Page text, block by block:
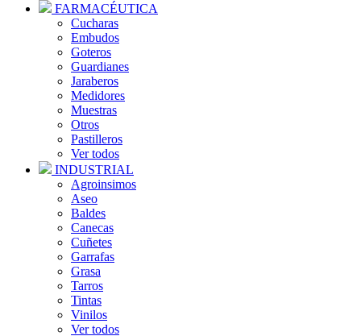
FARMACÉUTICA
Cucharas
Embudos
Goteros
Guardianes
Jaraberos
Medidores
Muestras
Otros
Pastilleros
Ver todos
INDUSTRIAL
Agroinsimos
Aseo
Baldes
Canecas
Cuñetes
Garrafas
Grasa
Tarros
Tintas
Vinilos
Ver todos